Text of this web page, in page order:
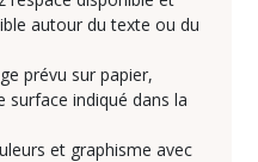
autour du texte ou du
prévu sur papier,
indiqué dans la
et graphisme avec